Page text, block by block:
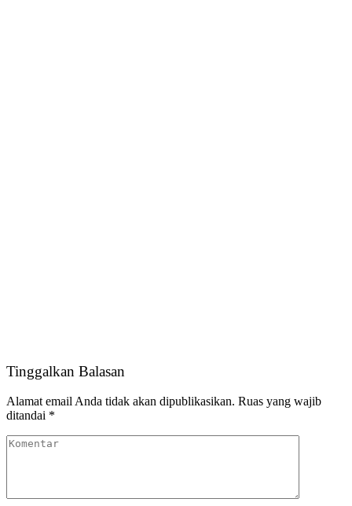
Tinggalkan Balasan
Alamat email Anda tidak akan dipublikasikan. Ruas yang wajib
ditandai *